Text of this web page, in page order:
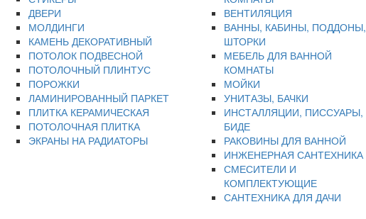
ДВЕРИ
МОЛДИНГИ
КАМЕНЬ ДЕКОРАТИВНЫЙ
ПОТОЛОК ПОДВЕСНОЙ
ПОТОЛОЧНЫЙ ПЛИНТУС
ПОРОЖКИ
ЛАМИНИРОВАННЫЙ ПАРКЕТ
ПЛИТКА КЕРАМИЧЕСКАЯ
ПОТОЛОЧНАЯ ПЛИТКА
ЭКРАНЫ НА РАДИАТОРЫ
ВЕНТИЛЯЦИЯ
ВАННЫ, КАБИНЫ, ПОДДОНЫ,
ШТОРКИ
МЕБЕЛЬ ДЛЯ ВАННОЙ
КОМНАТЫ
МОЙКИ
УНИТАЗЫ, БАЧКИ
ИНСТАЛЛЯЦИИ, ПИССУАРЫ,
БИДЕ
РАКОВИНЫ ДЛЯ ВАННОЙ
ИНЖЕНЕРНАЯ САНТЕХНИКА
СМЕСИТЕЛИ И
КОМПЛЕКТУЮЩИЕ
САНТЕХНИКА ДЛЯ ДАЧИ